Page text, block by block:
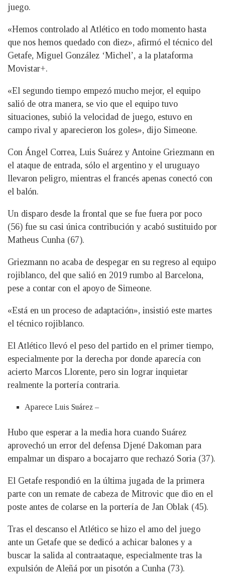
juego.
«Hemos controlado al Atlético en todo momento hasta
que nos hemos quedado con diez», afirmó el técnico del
Getafe, Miguel González ‘Michel’, a la plataforma
Movistar+.
«El segundo tiempo empezó mucho mejor, el equipo
salió de otra manera, se vio que el equipo tuvo
situaciones, subió la velocidad de juego, estuvo en
campo rival y aparecieron los goles», dijo Simeone.
Con Ángel Correa, Luis Suárez y Antoine Griezmann en
el ataque de entrada, sólo el argentino y el uruguayo
llevaron peligro, mientras el francés apenas conectó con
el balón.
Un disparo desde la frontal que se fue fuera por poco
(56) fue su casi única contribución y acabó sustituido por
Matheus Cunha (67).
Griezmann no acaba de despegar en su regreso al equipo
rojiblanco, del que salió en 2019 rumbo al Barcelona,
pese a contar con el apoyo de Simeone.
«Está en un proceso de adaptación», insistió este martes
el técnico rojiblanco.
El Atlético llevó el peso del partido en el primer tiempo,
especialmente por la derecha por donde aparecía con
acierto Marcos Llorente, pero sin lograr inquietar
realmente la portería contraria.
Aparece Luis Suárez –
Hubo que esperar a la media hora cuando Suárez
aprovechó un error del defensa Djené Dakoman para
empalmar un disparo a bocajarro que rechazó Soria (37).
El Getafe respondió en la última jugada de la primera
parte con un remate de cabeza de Mitrovic que dio en el
poste antes de colarse en la portería de Jan Oblak (45).
Tras el descanso el Atlético se hizo el amo del juego
ante un Getafe que se dedicó a achicar balones y a
buscar la salida al contraataque, especialmente tras la
expulsión de Aleñá por un pisotón a Cunha (73).